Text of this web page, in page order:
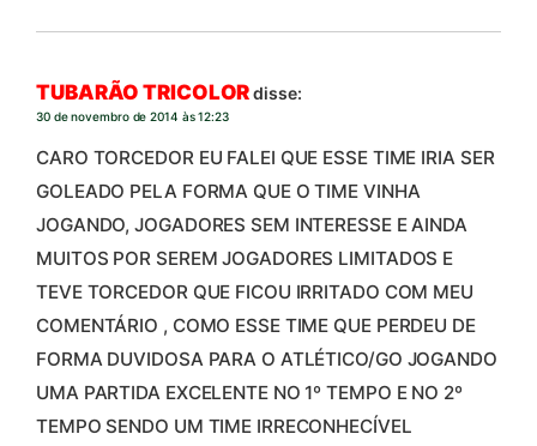
TUBARÃO TRICOLORdisse:
30 de novembro de 2014 às 12:23
CARO TORCEDOR EU FALEI QUE ESSE TIME IRIA SER
GOLEADO PELA FORMA QUE O TIME VINHA
JOGANDO, JOGADORES SEM INTERESSE E AINDA
MUITOS POR SEREM JOGADORES LIMITADOS E
TEVE TORCEDOR QUE FICOU IRRITADO COM MEU
COMENTÁRIO , COMO ESSE TIME QUE PERDEU DE
FORMA DUVIDOSA PARA O ATLÉTICO/GO JOGANDO
UMA PARTIDA EXCELENTE NO 1º TEMPO E NO 2º
TEMPO SENDO UM TIME IRRECONHECÍVEL